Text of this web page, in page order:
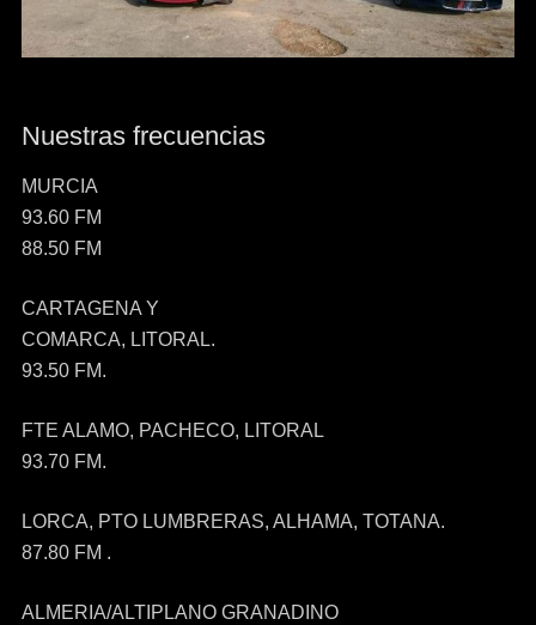
Nuestras frecuencias
MURCIA
93.60 FM
88.50 FM
CARTAGENA Y
COMARCA, LITORAL.
93.50 FM.
FTE ALAMO, PACHECO, LITORAL
93.70 FM.
LORCA, PTO LUMBRERAS, ALHAMA, TOTANA.
87.80 FM .
ALMERIA/ALTIPLANO GRANADINO